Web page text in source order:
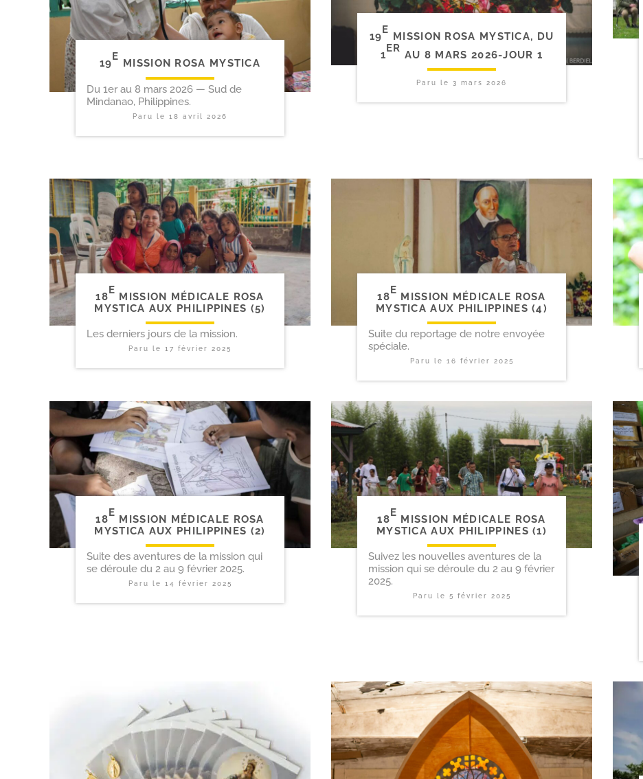
19
E
MISSION ROSA MYSTICA
Du 1er au 8 mars 2026 — Sud de
Mindanao, Philippines.
Paru le 18 avril 2026
19
E
MISSION ROSA MYSTICA, DU
1
ER
AU 8 MARS 2026-​JOUR 1
Paru le 3 mars 2026
18
E
MISSION MÉDICALE ROSA
MYSTICA AUX PHILIPPINES (5)
Les derniers jours de la mission.
Paru le 17 février 2025
18
E
MISSION MÉDICALE ROSA
MYSTICA AUX PHILIPPINES (4)
Suite du reportage de notre envoyée
spéciale.
Paru le 16 février 2025
18
E
MISSION MÉDICALE ROSA
MYSTICA AUX PHILIPPINES (2)
Suite des aventures de la mission qui
se déroule du 2 au 9 février 2025.
Paru le 14 février 2025
18
E
MISSION MÉDICALE ROSA
MYSTICA AUX PHILIPPINES (1)
Suivez les nouvelles aventures de la
mission qui se déroule du 2 au 9 février
2025.
Paru le 5 février 2025